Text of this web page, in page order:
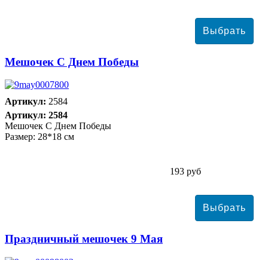
Мешочек С Днем Победы
Артикул: 2584
Артикул: 2584
Мешочек С Днем Победы
Размер: 28*18 см
193 руб
Праздничный мешочек 9 Мая